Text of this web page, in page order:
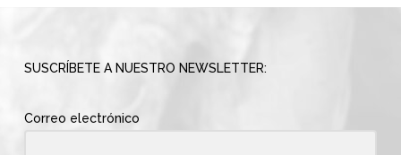
SUSCRÍBETE A NUESTRO NEWSLETTER:
Correo electrónico